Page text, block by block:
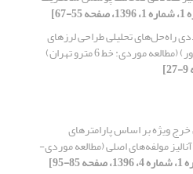
67]
راه‌حل‌های تحلیلی طراحی لرزهای
موردی: خط 6 مترو تهران)
خرج ویژه بر اساس پارامترهای
مولفه‌های اصلی (مطالعه موردی-
85-95]